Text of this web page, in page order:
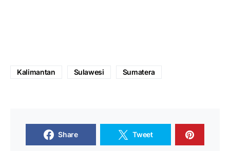
Kalimantan Sulawesi Sumatera
Share Tweet